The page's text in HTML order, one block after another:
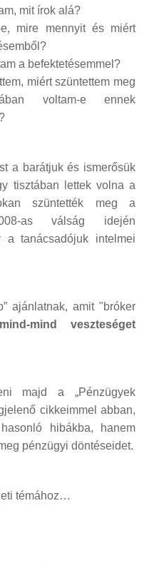
mit írok alá?
e, mire mennyit és miért
a befektetésemmel?
miért szüntettem meg
voltam-e ennek
a barátjuk és ismerősük
tisztában lettek volna a
szüntették meg a
as válság idején
a tanácsadójuk intelmei
ajánlatnak, amit "bróker
mind veszteséget
majd a „Pénzügyek
cikkeimmel abban,
hibákba, hanem
pénzügyi döntéseidet.
témához…